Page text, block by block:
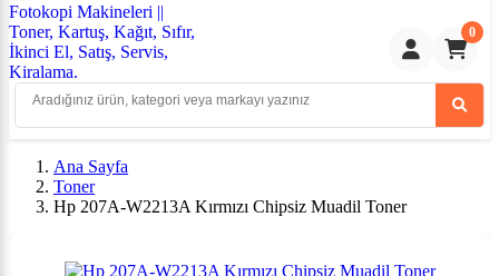
0
Ana Sayfa
Toner
Hp 207A-W2213A Kırmızı Chipsiz Muadil Toner